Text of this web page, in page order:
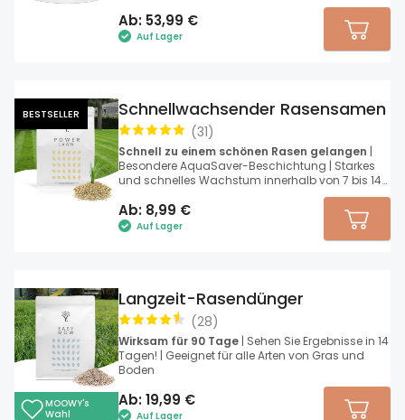
Ab: 53,99 €
Auf Lager
BESTSELLER
(31)
Schnellwachsender Rasensamen
Schnell zu einem schönen Rasen gelangen
Besondere AquaSaver-Beschichtung | Starkes
und schnelles Wachstum innerhalb von 7 bis 14
Ab: 8,99 €
Auf Lager
MOOWY's
Wahl
(28)
Langzeit-Rasendünger
Wirksam für 90 Tage | Sehen Sie Ergebnisse in 14
Tagen! | Geeignet für alle Arten von Gras und
Boden
Ab: 19,99 €
Auf Lager